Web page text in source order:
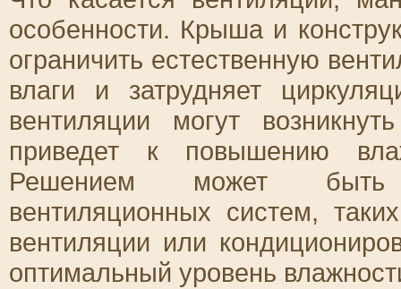
особенности. Крыша и
ограничить естественную
влаги и затрудняет
вентиляции могут
приведет к повышению
Решением может быть
вентиляционных систем,
вентиляции или
оптимальный уровень